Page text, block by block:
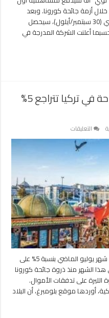
أزمة جائحة كورونا. وبعد
قفزة في الأرباح خلال العام المالي الماضي (30 سبتمبر/أيلول)، سيحصل
سهم، حسبما أعلنت الشركة المدرجة في
لأول مرة منذ كورونا.. السياحة في تركيا تتراجع 5%
التعليقات
لأول
منذ
السياحة
في
تركيا
تتراجع
5%
في
يوليو
مغلقة
تراجع أعداد السياح الأجانب في تركيا خلال شهر يوليو الماضي بنسبة 5% على
الشهر منذ ذروة جائحة كورونا
قوة الليرة على تدفقات الأموال.
أوردها موقع بلومبرغ، أن البلاد